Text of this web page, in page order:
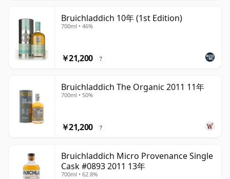
Bruichladdich 10年 (1st Edition)
700ml • 46%
￥21,200 ?
Bruichladdich The Organic 2011 11年
700ml • 50%
￥21,200 ?
Bruichladdich Micro Provenance Single
Cask #0893 2011 13年
700ml • 62.8%